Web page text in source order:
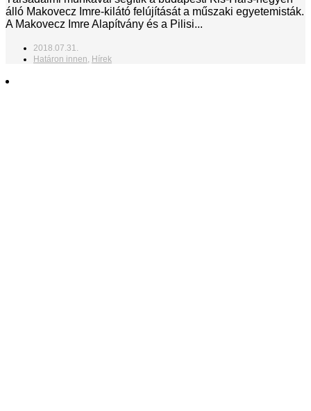
álló Makovecz Imre-kilátó felújítását a műszaki egyetemisták.
A Makovecz Imre Alapítvány és a Pilisi...
2018.07.31.
Határon innen, Hírek